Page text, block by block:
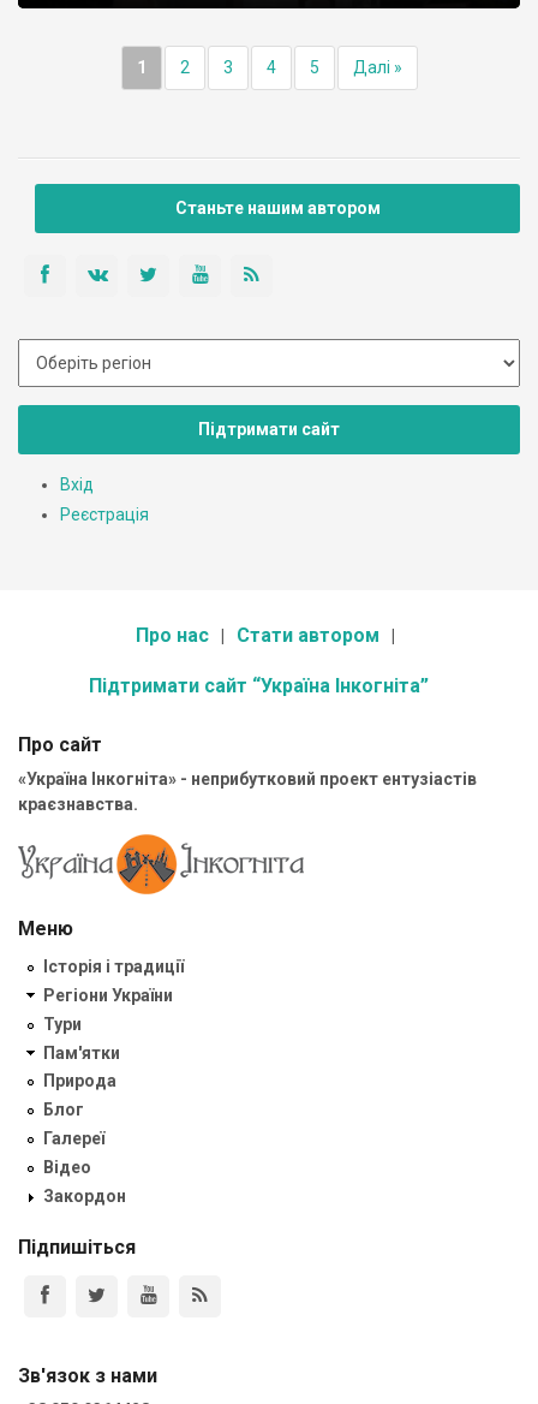
1 2 3 4 5 Далі »
Станьте нашим автором
Підтримати сайт
Вхід
Реєстрація
Про нас Стати автором
Підтримати сайт “Україна Інкогніта”
Про сайт
«Україна Інкогніта» - неприбутковий проект ентузіастів
краєзнавства.
Меню
Історія і традиції
Регіони України
Тури
Пам'ятки
Природа
Блог
Галереї
Відео
Закордон
Підпишіться
Зв'язок з нами